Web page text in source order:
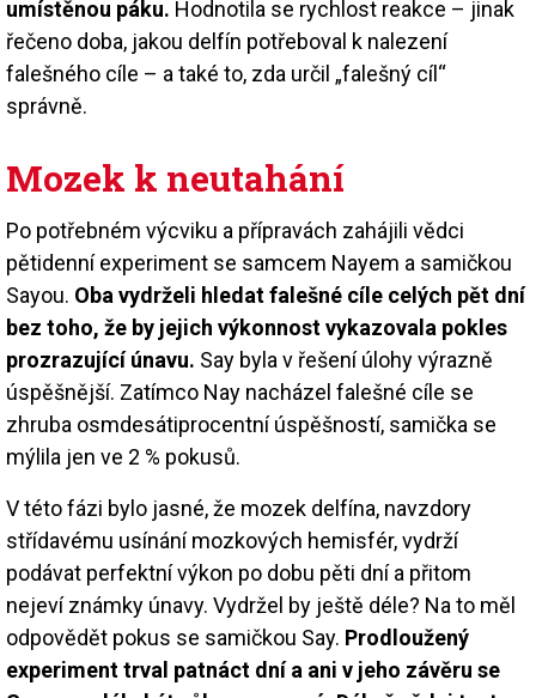
umístěnou páku. Hodnotila se rychlost reakce – jinak
řečeno doba, jakou delfín potřeboval k nalezení
falešného cíle – a také to, zda určil „falešný cíl“
správně.
Mozek k neutahání
Po potřebném výcviku a přípravách zahájili vědci
pětidenní experiment se samcem Nayem a samičkou
Sayou. Oba vydrželi hledat falešné cíle celých pět dní
bez toho, že by jejich výkonnost vykazovala pokles
prozrazující únavu. Say byla v řešení úlohy výrazně
úspěšnější. Zatímco Nay nacházel falešné cíle se
zhruba osmdesátiprocentní úspěšností, samička se
mýlila jen ve 2 % pokusů.
V této fázi bylo jasné, že mozek delfína, navzdory
střídavému usínání mozkových hemisfér, vydrží
podávat perfektní výkon po dobu pěti dní a přitom
nejeví známky únavy. Vydržel by ještě déle? Na to měl
odpovědět pokus se samičkou Say. Prodloužený
experiment trval patnáct dní a ani v jeho závěru se